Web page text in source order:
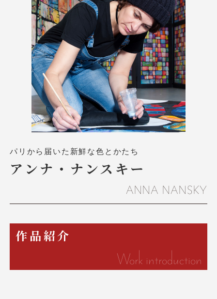
パリから届いた新鮮な色とかたち
アンナ・ナンスキー
ANNA NANSKY
作品紹介
Work introduction